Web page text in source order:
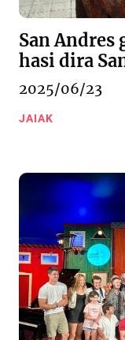
San
hasi dira
2025/06/23
JAIAK